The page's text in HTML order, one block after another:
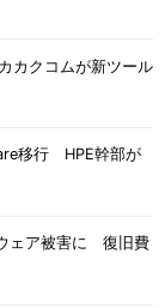
カクコムが新ツール
移行 HPE幹部が
ェア被害に 復旧費